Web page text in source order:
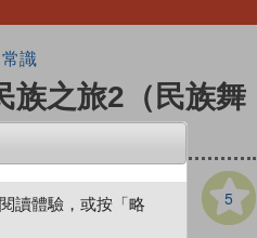
常識
族之旅2（民族舞
5
讀體驗，或按「略